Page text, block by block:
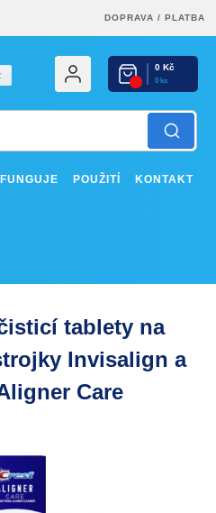
DOPRAVA / PLATBA
0 Kč
0 ks
POUŽITÍ KONTAKT
tablety na
Invisalign a
Care